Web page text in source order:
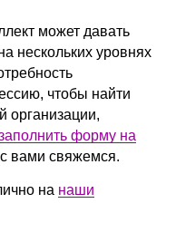
может давать
нескольких уровнях
чтобы найти
организации,
форму на
вами свяжемся.
на наши